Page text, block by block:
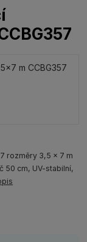
rozměry 3,5 x 7 m
50 cm, UV-stabilní,